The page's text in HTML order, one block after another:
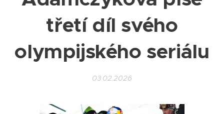
třetí díl svého
olympijského seriálu
03.02.2026